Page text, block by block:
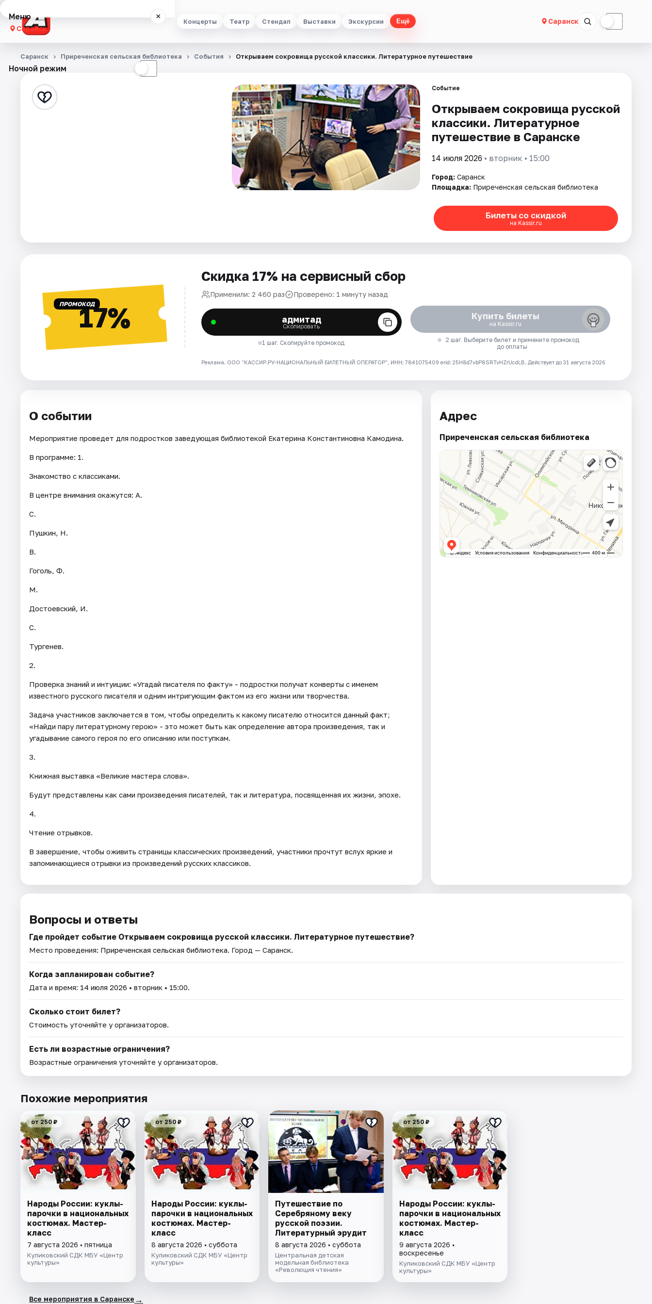
Концерты Театр Стендап Выставки Экскурсии Ещё Саранск ☾
Меню ×
Саранск
Концерты
Стендап
Артисты
Ночной режим ☾
Саранск Приреченская сельская библиотека События Открываем сокровища русской классики. Литературное путешествие
Событие
Открываем сокровища русской
классики. Литературное
путешествие в Саранске
14 июля 2026 • вторник • 15:00
Город: Саранск
Площадка: Приреченская сельская библиотека
Билеты со скидкой
на Kassir.ru
ПРОМОКОД17%
Скидка 17% на сервисный сбор
Применили: 2 460 раз Проверено: 1 минуту назад
адмитад
Скопировать
1 шаг. Скопируйте промокод
Купить билеты
на Kassir.ru
2 шаг. Выберите билет и примените промокод
до оплаты
Реклама. ООО "КАССИР.РУ-НАЦИОНАЛЬНЫЙ БИЛЕТНЫЙ ОПЕРАТОР", ИНН: 7841075409 erid: 25H8d7vbP8SRTvHZrUcdLB. Действует до 31 августа 2026
О событии
Мероприятие проведет для подростков заведующая библиотекой Екатерина Константиновна Камодина.
В программе: 1.
Знакомство с классиками.
В центре внимания окажутся: А.
С.
Пушкин, Н.
В.
Гоголь, Ф.
М.
Достоевский, И.
С.
Тургенев.
2.
Проверка знаний и интуиции: «Угадай писателя по факту» - подростки получат конверты с именем
известного русского писателя и одним интригующим фактом из его жизни или творчества.
Задача участников заключается в том, чтобы определить к какому писателю относится данный факт;
«Найди пару литературному герою» - это может быть как определение автора произведения, так и
угадывание самого героя по его описанию или поступкам.
3.
Книжная выставка «Великие мастера слова».
Будут представлены как сами произведения писателей, так и литература, посвященная их жизни, эпохе.
4.
Чтение отрывков.
В завершение, чтобы оживить страницы классических произведений, участники прочтут вслух яркие и
запоминающиеся отрывки из произведений русских классиков.
Адрес
Приреченская сельская библиотека
Вопросы и ответы
Где пройдет событие Открываем сокровища русской классики. Литературное путешествие?
Место проведения: Приреченская сельская библиотека. Город — Саранск.
Когда запланирован событие?
Дата и время: 14 июля 2026 • вторник • 15:00.
Сколько стоит билет?
Стоимость уточняйте у организаторов.
Есть ли возрастные ограничения?
Возрастные ограничения уточняйте у организаторов.
Похожие мероприятия
от 250 ₽
Народы России: куклы-
парочки в национальных
костюмах. Мастер-
класс
7 августа 2026 • пятница
Куликовский СДК МБУ «Центр
культуры»
от 250 ₽
Народы России: куклы-
парочки в национальных
костюмах. Мастер-
класс
8 августа 2026 • суббота
Куликовский СДК МБУ «Центр
культуры»
Путешествие по
Серебряному веку
русской поэзии.
Литературный эрудит
8 августа 2026 • суббота
Центральная детская
модельная библиотека
«Революция чтения»
от 250 ₽
Народы России: куклы-
парочки в национальных
костюмах. Мастер-
класс
9 августа 2026 •
воскресенье
Куликовский СДК МБУ «Центр
культуры»
Все мероприятия в Саранске →